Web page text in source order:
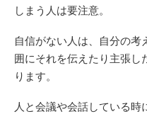
しまう人は要注意。
自信がない人は、自分の
囲にそれを伝えたり主張し
ります。
人と会議や会話している時